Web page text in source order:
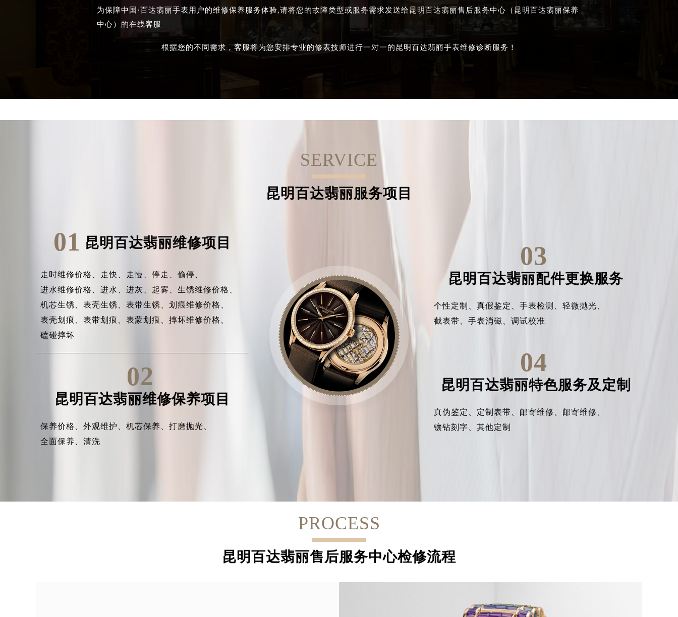
为保障中国·百达翡丽手表用户的维修保养服务体验,请将您的故障类型或服务需求发送给昆明百达翡丽售后服务中心（昆明百达翡丽保养
中心）的在线客服
根据您的不同需求，客服将为您安排专业的修表技师进行一对一的昆明百达翡丽手表维修诊断服务！
SERVICE
昆明百达翡丽服务项目
01 昆明百达翡丽维修项目
走时维修价格、 走快、 走慢、停走、偷停、
进水维修价格、进水、进灰、 起雾、生锈维修价格、
机芯生锈、表壳生锈、表带生锈、划痕维修价格、
表壳划痕、表带划痕、表蒙划痕、摔坏维修价格、
磕碰摔坏
02
昆明百达翡丽维修保养项目
保养价格、外观维护、机芯保养、打磨抛光、
全面保养、清洗
03
昆明百达翡丽配件更换服务
个性定制、真假鉴定、手表检测、轻微抛光、
截表带、手表消磁、调试校准
04
昆明百达翡丽特色服务及定制
真伪鉴定、 定制表带、 邮寄维修、 邮寄维修、
镶钻刻字、其他定制
PROCESS
昆明百达翡丽售后服务中心检修流程